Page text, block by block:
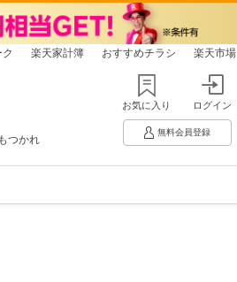
楽天家計簿 おすすめチラシ 楽天市場
つかれ
お気に入り ログイン
無料会員登録